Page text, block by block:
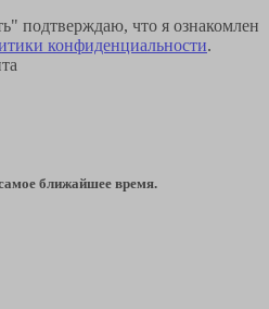
подтверждаю, что я ознакомлен
конфиденциальности.
ближайшее время.